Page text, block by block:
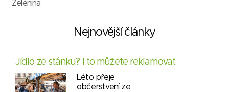
Zelenina
Nejnovější články
Jídlo ze stánku? I to můžete reklamovat
Léto přeje
občerstvení ze